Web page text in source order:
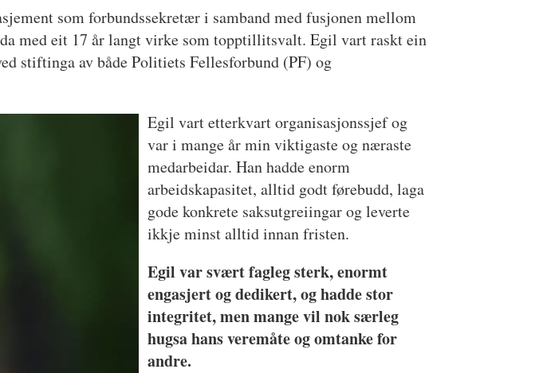
som forbundssekretær i samband med fusjonen mellom
med eit 17 år langt virke som topptillitsvalt. Egil vart raskt ein
stiftinga av både Politiets Fellesforbund (PF) og
Egil vart etterkvart organisasjonssjef og
var i mange år min viktigaste og næraste
medarbeidar. Han hadde enorm
arbeidskapasitet, alltid godt førebudd, laga
gode konkrete saksutgreiingar og leverte
ikkje minst alltid innan fristen.
Egil var svært fagleg sterk, enormt
engasjert og dedikert, og hadde stor
integritet, men mange vil nok særleg
hugsa hans veremåte og omtanke for
andre.